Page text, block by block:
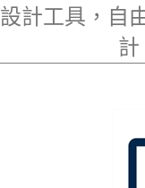
設計工具，自
計